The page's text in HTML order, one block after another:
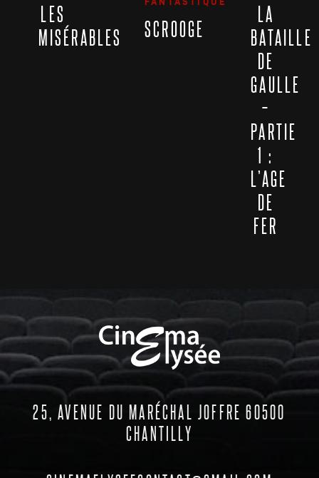
LES
MISÉRABLES
SCROOGE
LA
BATAILLE
DE
GAULLE
–
PARTIE
1 :
L’AGE
DE
FER
25, AVENUE DU MARÉCHAL JOFFRE 60500
CHANTILLY